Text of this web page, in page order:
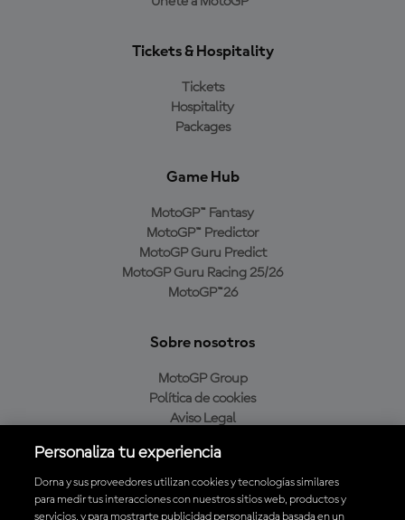
Tickets & Hospitality
Tickets
Hospitality
Packages
Game Hub
MotoGP™ Fantasy
MotoGP™ Predictor
MotoGP Guru Predict
MotoGP Guru Racing 25/26
MotoGP™26
Sobre nosotros
MotoGP Group
Política de cookies
Aviso Legal
Política de compra
Personaliza tu experiencia
Dorna y sus proveedores utilizan cookies y tecnologías similares
para medir tus interacciones con nuestros sitios web, productos y
servicios, y para mostrarte publicidad personalizada basada en un